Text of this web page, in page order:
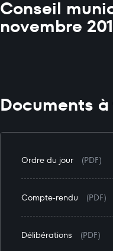
Conseil
novembre
Documents
Ordre du jour (PDF)
Compte-rendu (PDF)
Délibérations (PDF)